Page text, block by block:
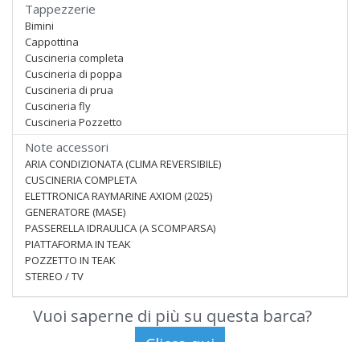
Tappezzerie
Bimini
Cappottina
Cuscineria completa
Cuscineria di poppa
Cuscineria di prua
Cuscineria fly
Cuscineria Pozzetto
Note accessori
ARIA CONDIZIONATA (CLIMA REVERSIBILE)
CUSCINERIA COMPLETA
ELETTRONICA RAYMARINE AXIOM (2025)
GENERATORE (MASE)
PASSERELLA IDRAULICA (A SCOMPARSA)
PIATTAFORMA IN TEAK
POZZETTO IN TEAK
STEREO / TV
Vuoi saperne di più su questa barca?